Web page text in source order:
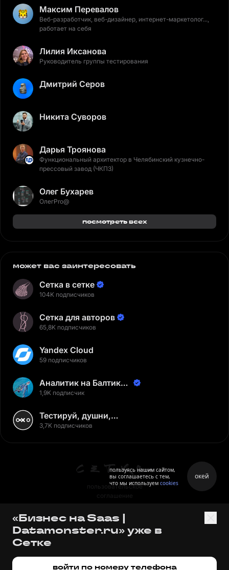
Максим Перевалов
Веб-разработчик, веб-дизайнер, интернет-маркетолог...,
работает на себя
Лилия Иксанова
Руководитель группы тестирования
Дмитрий Серов
Никита Суворов
Дарья Троянова
Функциональный архитектор в Челябинский кузнечно-
прессовый завод (ЧКПЗ)
Олег Бухарев
ОлегPro@
посмотреть всех
может вас заинтересовать
Сетка в сетке
104K подписчиков
Сетка для авторов
65,8K подписчиков
Yandex Cloud
59 подписчиков
Аналитик на Балтике |
Неверов Станислав
1,9K подписчик
Тестируй, душни,
наслаждайся
3,7K подписчиков
пользовательское
соглашение
данных
правила
«Бизнес на Saas |
Datamonster.ru» уже в
Сетке
войти по номеру телефона
пользуясь нашим сайтом,
вы соглашаетесь с тем,
что мы используем cookies
окей